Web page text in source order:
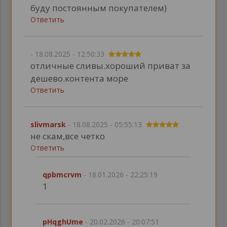
буду постоянным покупателем)
Ответить
- 18.08.2025 - 12:50:33
отличные сливы.хороший приват за
дешево.контента море
Ответить
slivmarsk - 18.08.2025 - 05:55:13
не скам,все четко
Ответить
qpbmcrvm - 18.01.2026 - 22:25:19
1
pHqghUme - 20.02.2026 - 20:07:51